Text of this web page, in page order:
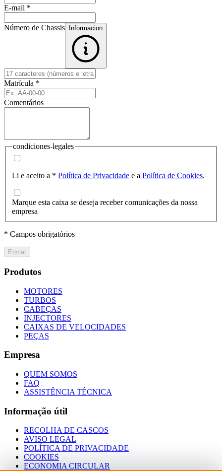
E-mail *
Número de Chassis Informacion
Matrícula *
Comentários
condiciones-legales
Li e aceito a * Política de Privacidade e a Política de Cookies.
Marque esta caixa se deseja receber comunicações da nossa
empresa
* Campos obrigatórios
Enviar
Produtos
MOTORES
TURBOS
CABEÇAS
INJECTORES
CAIXAS DE VELOCIDADES
PEÇAS
Empresa
QUEM SOMOS
FAQ
ASSISTÊNCIA TÉCNICA
Informação útil
RECOLHA DE CASCOS
AVISO LEGAL
POLÍTICA DE PRIVACIDADE
COOKIES
ECONOMIA CIRCULAR